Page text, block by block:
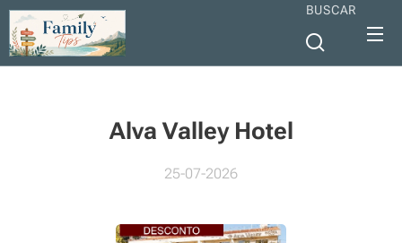
BUSCAR
Alva Valley Hotel
25-07-2026